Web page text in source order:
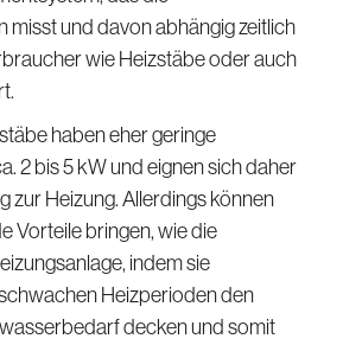
und davon abhängig zeitlich
wie Heizstäbe oder auch
haben eher geringe
2 bis 5 kW und eignen sich daher
zur Heizung. Allerdings können
Vorteile bringen, wie die
indem sie
Heizperioden den
decken und somit